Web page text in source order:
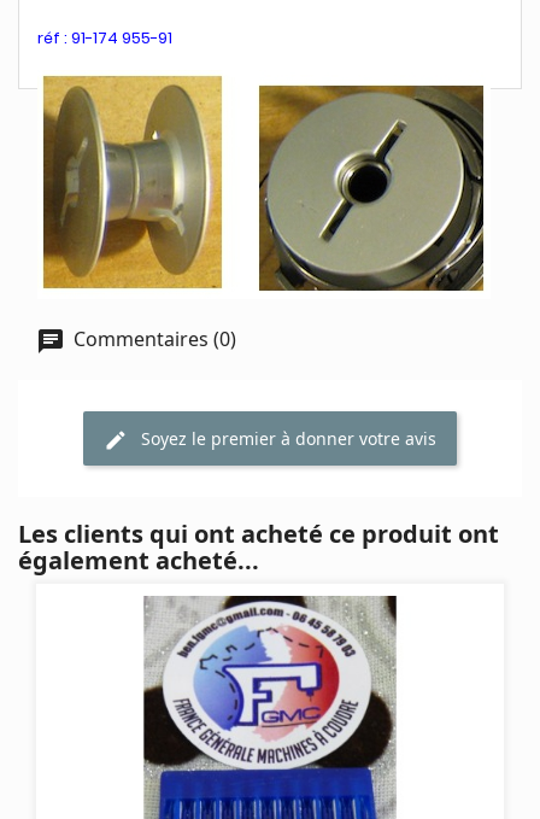
réf : 91-174 955-91
Commentaires (0)
Soyez le premier à donner votre avis
Les clients qui ont acheté ce produit ont
également acheté...